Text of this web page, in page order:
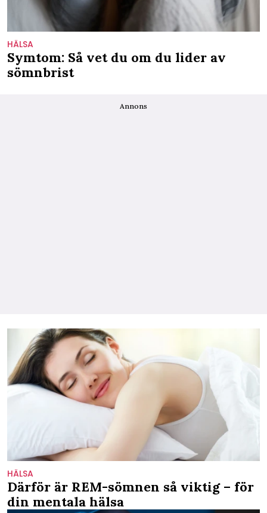
HÄLSA
Symtom: Så vet du om du lider av
sömnbrist
Annons
HÄLSA
Därför är REM-sömnen så viktig – för
din mentala hälsa